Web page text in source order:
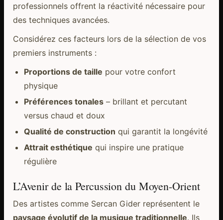
professionnels offrent la réactivité nécessaire pour
des techniques avancées.
Considérez ces facteurs lors de la sélection de vos
premiers instruments :
Proportions de taille pour votre confort
physique
Préférences tonales– brillant et percutant
versus chaud et doux
Qualité de construction qui garantit la longévité
Attrait esthétique qui inspire une pratique
régulière
L’Avenir de la Percussion du Moyen-Orient
Des artistes comme Sercan Gider représentent le
paysage évolutif de la musique traditionnelle. Ils